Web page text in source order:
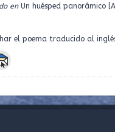
enUn huésped panorámico
el poema traducido al